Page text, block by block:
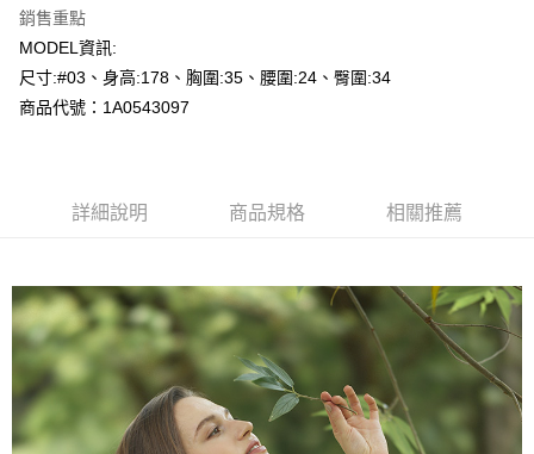
Google Pay
全盈+PAY
AFTEE先享後付
便利好安心！
【「AFTEE先享後付」結帳流程】
１．於結帳方式選擇「AFTEE先享後付」後，將跳轉至「AFTEE先享後付」
結帳頁面，進行簡訊認證並確認金額後，即可完成結帳。
２．訂單成立數日內，您將收到繳費通知簡訊。
３．收到繳費通知簡訊後14天內，點擊此簡訊中的連結，可透過四大超商／
ATM／網路銀行／等多元方式進行付款，方視為交易完成。
※ 請注意：結帳手續完成當下不需立刻繳費，但若您需要取消訂單，請聯絡
付款後全家取貨---滿2000元免運
每筆NT$60，滿NT$2,000(含以上)免運費
7-11--滿2000元免運
每筆NT$60，滿NT$2,000(含以上)免運費
銷售重點
MODEL資訊:
尺寸:#03、身高:178、胸圍:35、腰圍:24、臀圍:34
商品代號：1A0543097
詳細說明 商品規格 相關推薦